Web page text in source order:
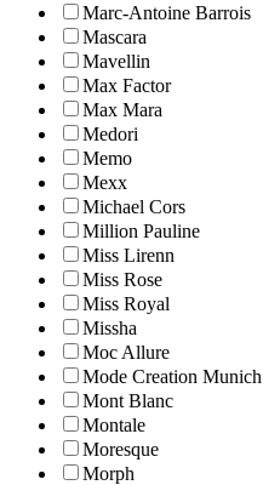
Marc-Antoine Barrois
Mascara
Mavellin
Max Factor
Max Mara
Medori
Memo
Mexx
Michael Cors
Million Pauline
Miss Lirenn
Miss Rose
Miss Royal
Missha
Moc Allure
Mode Creation Munich
Mont Blanc
Montale
Moresque
Morph